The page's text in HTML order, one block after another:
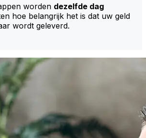
worden dezelfde dag
hoe belangrijk het is dat uw geld
wordt geleverd.